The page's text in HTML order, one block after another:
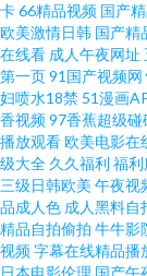
口 1024成人网站 91
看官网 婷婷福利社
超碰91在线中文 亚
频 国淫av 91秦先生
91九色黑人外教 欧
卡66精品视频 国产
欧美激情日韩 国产精
在线看 成人午夜网址
第一页91国产视频网
妇喷水18禁 51漫画
香视频97香蕉超级碰
播放观看欧美电影在
级大全 久久福利 福
三级日韩欧美 午夜视
品成人色 成人黑料自
精品自拍偷拍 牛牛影
视频字幕在线精品播
日本电影伦理 国产午